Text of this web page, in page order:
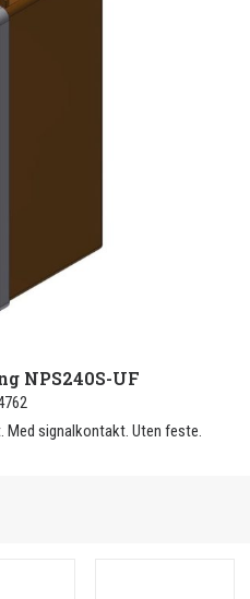
NPS240S-UF
Med signalkontakt. Uten feste.